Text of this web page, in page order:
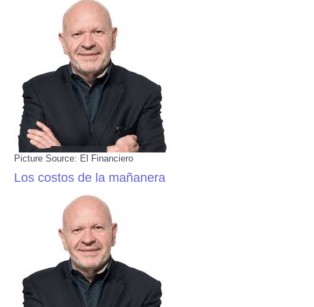
Picture Source: El Financiero
Los costos de la mañanera